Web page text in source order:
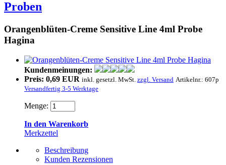
Proben
Orangenblüten-Creme Sensitive Line 4ml Probe
Hagina
Kundenmeinungen:
Preis: 0,69 EUR inkl. gesetzl. MwSt. zzgl. Versand Artikelnr.: 607p
Versandfertig 3-5 Werktage
Menge:
In den Warenkorb
Merkzettel
Beschreibung
Kunden Rezensionen